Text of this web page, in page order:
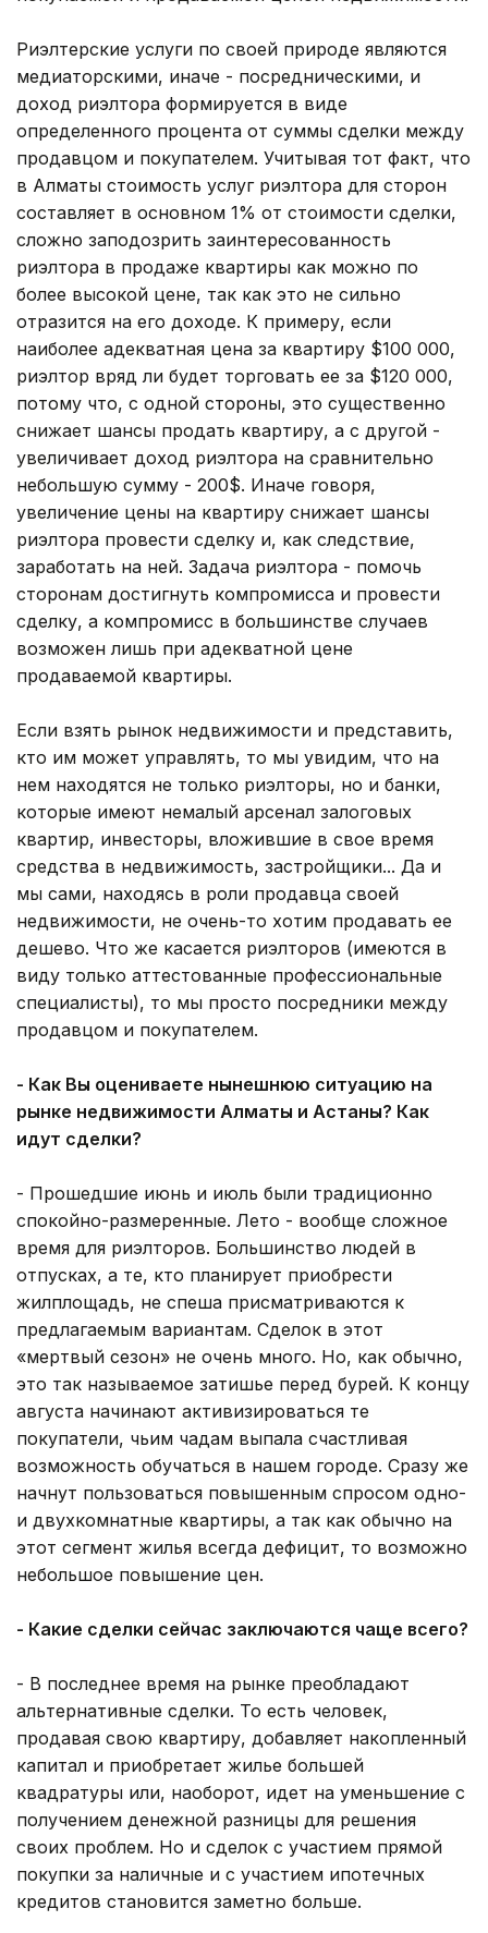
Риэлтерские услуги по своей природе являются
медиаторскими, иначе - посредническими, и
доход риэлтора формируется в виде
определенного процента от суммы сделки между
продавцом и покупателем. Учитывая тот факт, что
в Алматы стоимость услуг риэлтора для сторон
составляет в основном 1% от стоимости сделки,
сложно заподозрить заинтересованность
риэлтора в продаже квартиры как можно по
более высокой цене, так как это не сильно
отразится на его доходе. К примеру, если
наиболее адекватная цена за квартиру $100 000,
риэлтор вряд ли будет торговать ее за $120 000,
потому что, с одной стороны, это существенно
снижает шансы продать квартиру, а с другой -
увеличивает доход риэлтора на сравнительно
небольшую сумму - 200$. Иначе говоря,
увеличение цены на квартиру снижает шансы
риэлтора провести сделку и, как следствие,
заработать на ней. Задача риэлтора - помочь
сторонам достигнуть компромисса и провести
сделку, а компромисс в большинстве случаев
возможен лишь при адекватной цене
продаваемой квартиры.
Если взять рынок недвижимости и представить,
кто им может управлять, то мы увидим, что на
нем находятся не только риэлторы, но и банки,
которые имеют немалый арсенал залоговых
квартир, инвесторы, вложившие в свое время
средства в недвижимость, застройщики... Да и
мы сами, находясь в роли продавца своей
недвижимости, не очень-то хотим продавать ее
дешево. Что же касается риэлторов (имеются в
виду только аттестованные профессиональные
специалисты), то мы просто посредники между
продавцом и покупателем.
- Как Вы оцениваете нынешнюю ситуацию на
рынке недвижимости Алматы и Астаны? Как
идут сделки?
- Прошедшие июнь и июль были традиционно
спокойно-размеренные. Лето - вообще сложное
время для риэлторов. Большинство людей в
отпусках, а те, кто планирует приобрести
жилплощадь, не спеша присматриваются к
предлагаемым вариантам. Сделок в этот
«мертвый сезон» не очень много. Но, как обычно,
это так называемое затишье перед бурей. К концу
августа начинают активизироваться те
покупатели, чьим чадам выпала счастливая
возможность обучаться в нашем городе. Сразу же
начнут пользоваться повышенным спросом одно-
и двухкомнатные квартиры, а так как обычно на
этот сегмент жилья всегда дефицит, то возможно
небольшое повышение цен.
- Какие сделки сейчас заключаются чаще всего?
- В последнее время на рынке преобладают
альтернативные сделки. То есть человек,
продавая свою квартиру, добавляет накопленный
капитал и приобретает жилье большей
квадратуры или, наоборот, идет на уменьшение с
получением денежной разницы для решения
своих проблем. Но и сделок с участием прямой
покупки за наличные и с участием ипотечных
кредитов становится заметно больше.